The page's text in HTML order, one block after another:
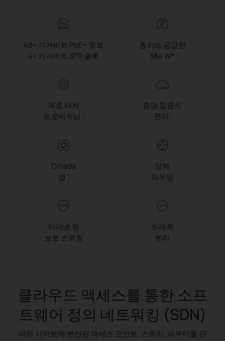
48× 기가비트 PoE+ 포트
4× 기가비트 SFP 슬롯
총 PoE 공급량
384 W*
제로 터치
프로비저닝
†
중앙 집중식
관리 †
Omada
앱
†
정적
라우팅
이더넷 링
보호 스위칭
트래픽
분리
클라우드 액세스를 통한 소프
트웨어 정의 네트워킹 (SDN)
여러 사이트에 분산된 액세스 포인트, 스위치, 라우터를 단